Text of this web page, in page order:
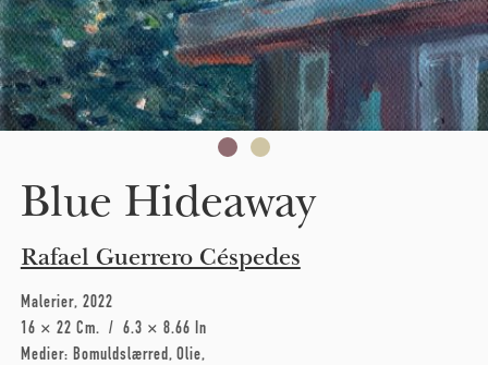
Blue Hideaway
Rafael Guerrero Céspedes
Malerier 2022
16 × 22 Cm
6.3 × 8.66 In
Medier: Bomuldslærred Olie